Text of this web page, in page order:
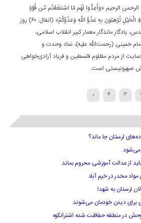
الرحمن الرحیم «وَأَعِدُّوا لَهُم مَّا اسْتَطَعْتُم مِّن قُوَّةٍ
وَمِن رِّبَاطِ الْخَيْلِ تُرْهِبُونَ بِهِ عَدُوَّ اللَّهِ وَعَدُوَّكُمْ» (انفال: ۶۰) روز
یادگار ماندگار معمار کبیر انقلاب اسلامی،
خمینی (رحمت‌الله علیه)، نماد وحدت و
از مردم مظلوم فلسطین و فریاد آزادی‌خواهی
صهیونیستی است.
۳ ۴ ›
لرستان جا ماند؟
می‌شود
از عدالت آموزشی محروم بماند
لرستان به شهدا
برای دیدن خودمان می‌شوند
در منطقه حفاظت شده اشترانکوه